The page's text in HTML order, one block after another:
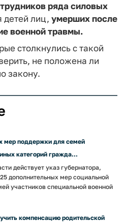
ряда силовых
детей лиц, умерших после
военной травмы.
столкнулись с такой
не положена ли
закону.
мер поддержки для семей
категорий гражда...
действует указ губернатора,
дополнительных мер социальной
участников специальной военной
компенсацию родительской